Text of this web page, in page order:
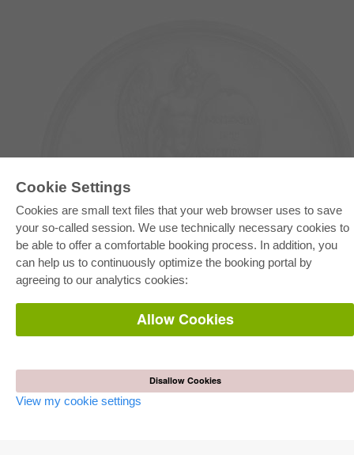
Cookie Settings
Cookies are small text files that your web browser uses to save
your so-called session. We use technically necessary cookies to
be able to offer a comfortable booking process. In addition, you
can help us to continuously optimize the booking portal by
agreeing to our analytics cookies:
Allow Cookies
Disallow Cookies
View my cookie settings
Full Package
Department Packages
Pick & Choose
E-Book Delivery
Frequently Asked Questions (FAQ)
AUTOR WERDEN